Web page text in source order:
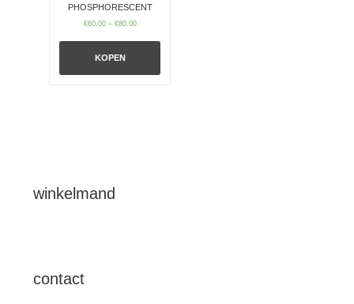
PHOSPHORESCENT
€60.00– €80.00
KOPEN
contact
E:info@willemkolvoort.nl